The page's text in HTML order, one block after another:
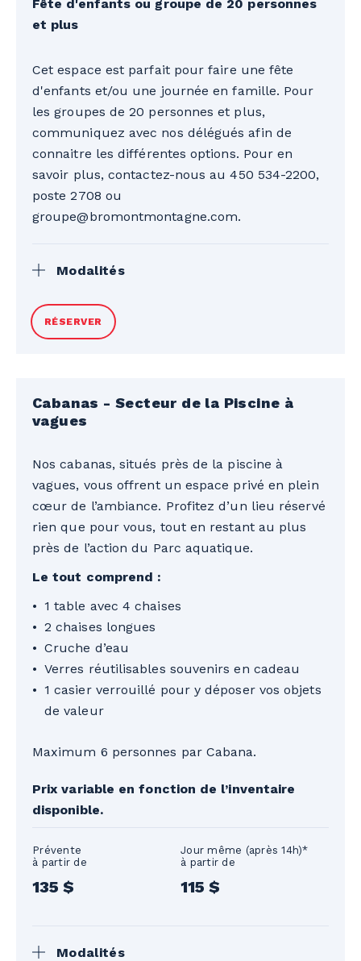
Fête d'enfants ou groupe de 20 personnes
et plus
Cet espace est parfait pour faire une fête
d'enfants et/ou une journée en famille. Pour
les groupes de 20 personnes et plus,
communiquez avec nos délégués afin de
connaitre les différentes options. Pour en
savoir plus, contactez-nous au 450 534-2200,
poste 2708 ou
groupe@bromontmontagne.com.
Modalités
*En fonction de l'inventaire disponible.
Les billets journaliers pour le Parc
Tarifs sujets à changement sans préavis.
Aucun remboursement. Non transférable.
aucune offre promotionnelle. Seules les
cartes de crédit canadiennes et
RÉSERVER
Cabanas - Secteur de la Piscine à
vagues
Nos cabanas, situés près de la piscine à
vagues, vous offrent un espace privé en plein
cœur de l’ambiance. Profitez d’un lieu réservé
rien que pour vous, tout en restant au plus
près de l’action du Parc aquatique.
Le tout comprend :
1 table avec 4 chaises
2 chaises longues
Cruche d’eau
Verres réutilisables souvenirs en cadeau
1 casier verrouillé pour y déposer vos objets
de valeur
Maximum 6 personnes par Cabana.
Prix variable en fonction de l’inventaire
disponible.
Prévente
à partir de
135 $
Jour même (après 14h)*
à partir de
115 $
Modalités